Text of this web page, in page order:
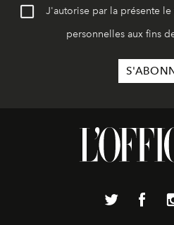
J'autorise par la présente
personnelles aux fins